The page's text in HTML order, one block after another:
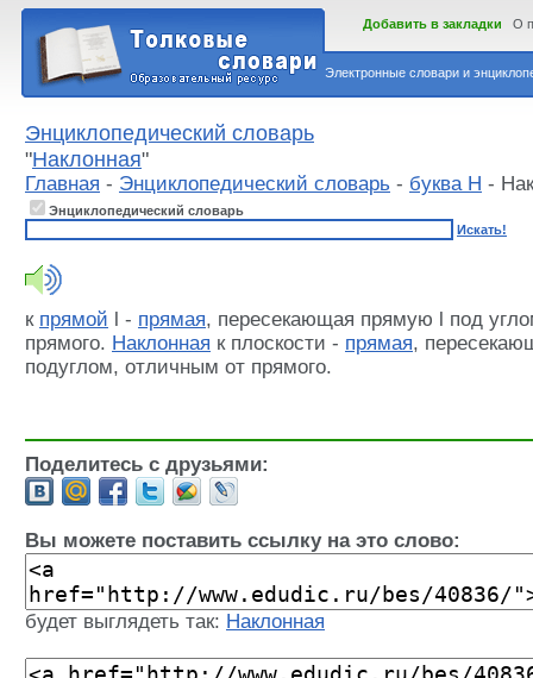
Электронные словари и
Добавить в закладки О
Энциклопедический словарь
"Наклонная"
Главная - Энциклопедический словарь - буква Н -
Энциклопедический словарь
Искать!
к прямой l - прямая, пересекающая прямую l под
прямого. Наклонная к плоскости - прямая,
подуглом, отличным от прямого.
Поделитесь с друзьями:
Вы можете поставить ссылку на это слово:
будет выглядеть так: Наклонная